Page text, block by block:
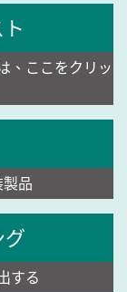
、ここをクリッ
品
グ
する